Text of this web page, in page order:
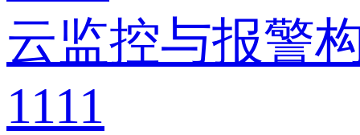
云监控与报警
1111